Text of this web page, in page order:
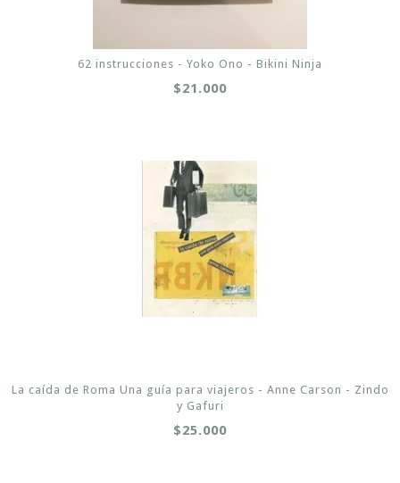
62 instrucciones - Yoko Ono - Bikini Ninja
$21.000
La caída de Roma Una guía para viajeros - Anne Carson - Zindo
y Gafuri
$25.000